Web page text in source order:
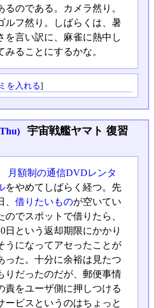
るのである。カメラ然り。
ルフ然り。しばらくは、暑
を言い訳に、麻雀に熱中し
みることにするかな。
を入れる]
宇宙戦艦ヤマト 復習
月額制の通信DVDレンタ
をやめてしばらく経つ。先
、 借りたいものが空いてい
のでスポットで借りたら、
日という返却期限にかかり
うになってアセったことが
った。十分に余裕は見たつ
りだったのだが、郵便事情
責をユーザ側に押しつける
ービスというのはちょっと